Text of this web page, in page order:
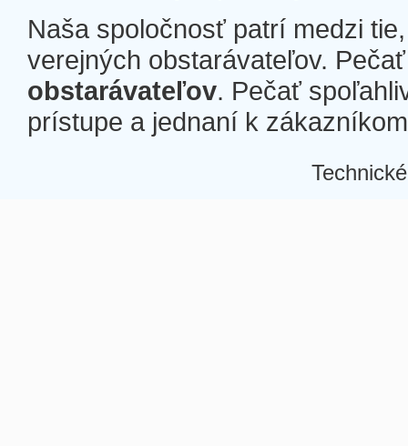
Naša spoločnosť patrí medzi
verejných obstarávateľov.
obstarávateľov. Pečať
prístupe a jednaní k